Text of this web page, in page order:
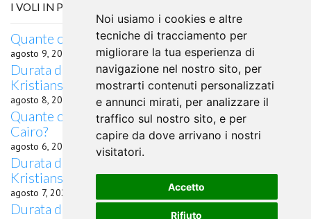
Noi usiamo i cookies e altre
tecniche di tracciamento per
migliorare la tua esperienza di
navigazione nel nostro sito, per
mostrarti contenuti personalizzati
e annunci mirati, per analizzare il
traffico sul nostro sito, e per
capire da dove arrivano i nostri
visitatori.
Accetto
Rifiuto
I VOLI IN PARTENZA DA KRISTIANSTAD
Quante ore di volo da Kristianstad a Ostrava?
agosto 9, 2026
Durata del volo quanto dura il volo da
Kristianstad per Zhengzhou
agosto 8, 2026
Quante ore di volo occorrono da Kristianstad a
Cairo?
agosto 6, 2026
Durata del volo quanto dura il volo da
Kristianstad per Wuxi
agosto 7, 2026
Durata del volo quanto dura il volo da